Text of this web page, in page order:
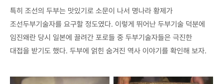
특히 조선의 두부는 맛있기로 소문이 나서 명나라 황제가
조선두부기술자를 요구할 정도였다. 이렇게 뛰어난 두부기술 덕분에
임진왜란 당시 일본에 끌려간 포로들 중 두부기술자들은 극진한
대접을 받기도 했다. 두부에 얽힌 숨겨진 역사 이야기를 확인해 보자.